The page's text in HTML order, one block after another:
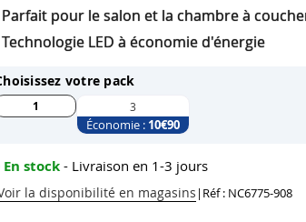
Parfait pour le salon et la chambre à
Technologie LED à économie d'énergie
votre pack
1 3
Économie : 10€90
En stock - Livraison en 1-3 jours
la disponibilité en magasins | Réf : NC6775-908